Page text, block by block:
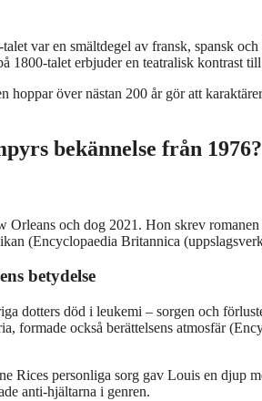
var en smältdegel av fransk, spansk
1800-talet erbjuder en teatralisk kontrast
hoppar över nästan 200 år gör att
bekännelse från 1976?
Orleans och dog 2021. Hon skrev romanen
(Encyclopaedia Britannica
betydelse
dotters död i leukemi – sorgen och
formade också berättelsens atmosfär
Rices personliga sorg gav Louis en djup
anti-hjältarna i genren.